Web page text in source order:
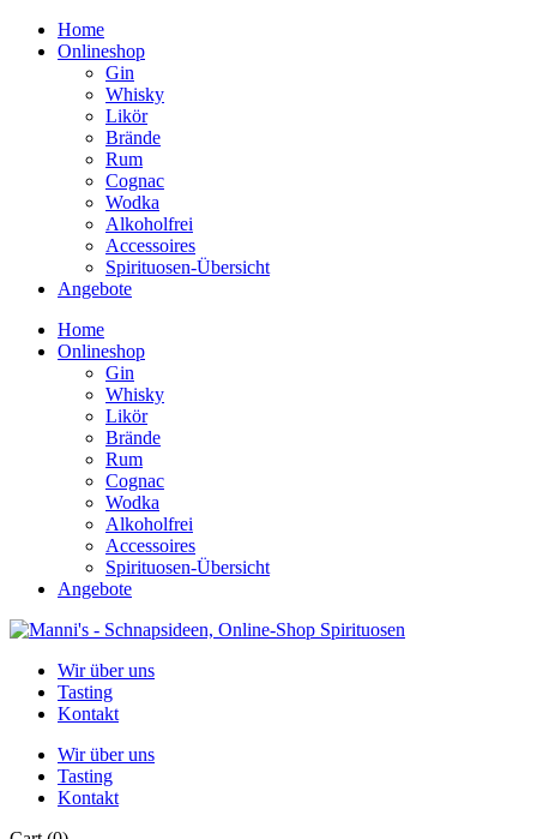
Home
Onlineshop
Gin
Whisky
Likör
Brände
Rum
Cognac
Wodka
Alkoholfrei
Accessoires
Spirituosen-Übersicht
Angebote
Home
Onlineshop
Gin
Whisky
Likör
Brände
Rum
Cognac
Wodka
Alkoholfrei
Accessoires
Spirituosen-Übersicht
Angebote
Wir über uns
Tasting
Kontakt
Wir über uns
Tasting
Kontakt